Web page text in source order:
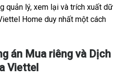
quản lý, xem lại và trích xuất dữ
Home duy nhất một cách
án Mua riêng và Dịch
Viettel